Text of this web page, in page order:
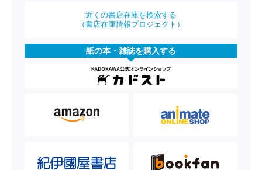
近くの書店在庫を検索する
（書店在庫情報プロジェクト）
紙の本・雑誌を購入する